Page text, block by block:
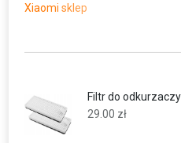
Xiaomi sklep
Filtr do
29.00 zł